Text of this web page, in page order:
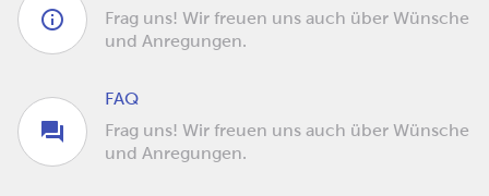
Frag uns! Wir freuen uns auch über Wünsche
und Anregungen.
FAQ
Frag uns! Wir freuen uns auch über Wünsche
und Anregungen.